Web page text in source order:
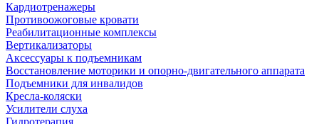
Кардиотренажеры
Противоожоговые кровати
Реабилитационные комплексы
Вертикализаторы
Аксессуары к подъемникам
Восстановление моторики и опорно-двигательного аппарата
Подъемники для инвалидов
Кресла-коляски
Усилители слуха
Гидротерапия